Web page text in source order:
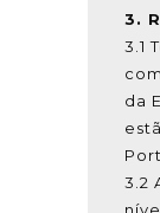
3.
3.1
da
3.2